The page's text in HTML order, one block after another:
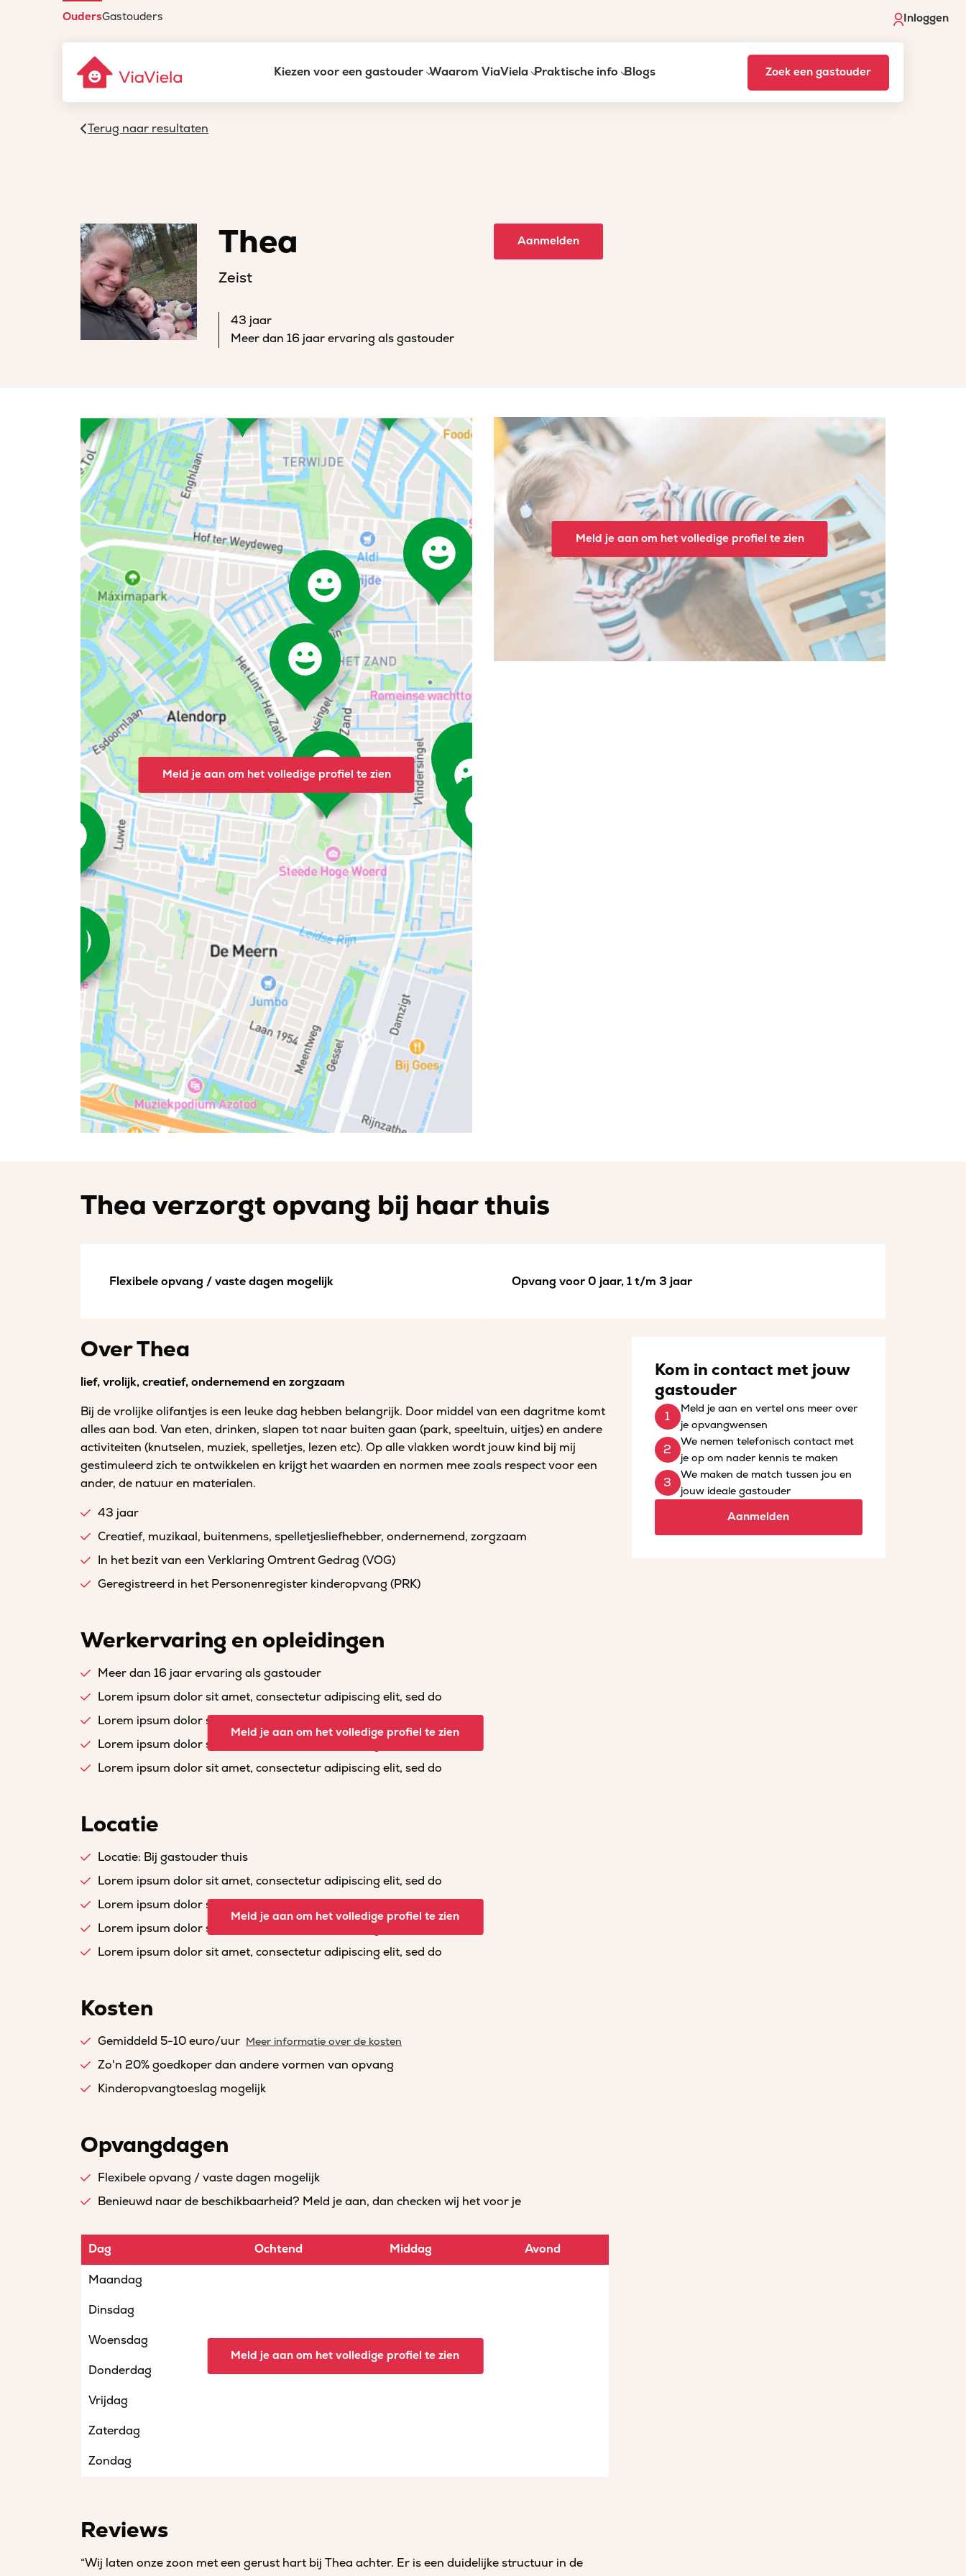
OudersGastouders Inloggen
Kiezen voor een gastouder Waarom ViaViela Praktische info Blogs Zoek een gastouder
Terug naar resultaten
Thea
Zeist
43 jaar
Meer dan 16 jaar ervaring als gastouder
Aanmelden
Meld je aan om het volledige profiel te zien
Meld je aan om het volledige profiel te zien
Thea verzorgt opvang bij haar thuis
Flexibele opvang / vaste dagen mogelijk Opvang voor 0 jaar, 1 t/m 3 jaar
Over Thea
lief, vrolijk, creatief, ondernemend en zorgzaam
Bij de vrolijke olifantjes is een leuke dag hebben belangrijk. Door middel van een dagritme komt
alles aan bod. Van eten, drinken, slapen tot naar buiten gaan (park, speeltuin, uitjes) en andere
activiteiten (knutselen, muziek, spelletjes, lezen etc). Op alle vlakken wordt jouw kind bij mij
gestimuleerd zich te ontwikkelen en krijgt het waarden en normen mee zoals respect voor een
ander, de natuur en materialen.
43 jaar
Creatief, muzikaal, buitenmens, spelletjesliefhebber, ondernemend, zorgzaam
In het bezit van een Verklaring Omtrent Gedrag (VOG)
Geregistreerd in het Personenregister kinderopvang (PRK)
Kom in contact met jouw
gastouder
Meld je aan en vertel ons meer over
je opvangwensen
We nemen telefonisch contact met
je op om nader kennis te maken
We maken de match tussen jou en
jouw ideale gastouder
Aanmelden
Werkervaring en opleidingen
Meer dan 16 jaar ervaring als gastouder
Lorem ipsum dolor sit amet, consectetur adipiscing elit, sed do
Lorem ipsum dolor sit amet, consectetur adipiscing elit, sed do
Lorem ipsum dolor sit amet, consectetur adipiscing elit, sed do
Lorem ipsum dolor sit amet, consectetur adipiscing elit, sed do
Meld je aan om het volledige profiel te zien
Locatie
Locatie: Bij gastouder thuis
Lorem ipsum dolor sit amet, consectetur adipiscing elit, sed do
Lorem ipsum dolor sit amet, consectetur adipiscing elit, sed do
Lorem ipsum dolor sit amet, consectetur adipiscing elit, sed do
Lorem ipsum dolor sit amet, consectetur adipiscing elit, sed do
Meld je aan om het volledige profiel te zien
Kosten
Gemiddeld 5-10 euro/uur Meer informatie over de kosten
Zo'n 20% goedkoper dan andere vormen van opvang
Kinderopvangtoeslag mogelijk
Opvangdagen
Flexibele opvang / vaste dagen mogelijk
Benieuwd naar de beschikbaarheid? Meld je aan, dan checken wij het voor je
Dag Ochtend Middag Avond
Maandag
Dinsdag
Woensdag
Donderdag
Vrijdag
Zaterdag
Zondag
Meld je aan om het volledige profiel te zien
Reviews
“Wij laten onze zoon met een gerust hart bij Thea achter. Er is een duidelijke structuur in de